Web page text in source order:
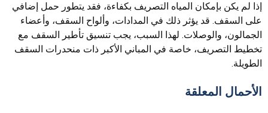
إذا لم يكن بإمكان المياه التصريف بكفاءة، فقد يتطور حمل إضافي
على السقف. قد يؤثر ذلك في المدادات، وألواح السقف، وأعضاء
الجمالون، والوصلات. لهذا السبب، يجب تنسيق تأطير السقف مع
تخطيط التصريف، خاصة في المباني الأكبر ذات منحدرات السقف
الطويلة.
الأحمال المعلقة